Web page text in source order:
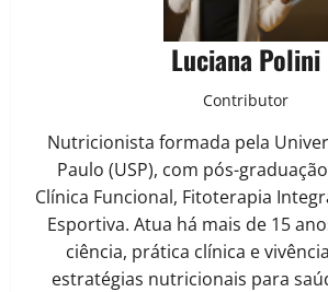
Luciana Polini
Contributor
Nutricionista formada pela
Paulo (USP), com pós-
Clínica Funcional, Fitoterapia
Esportiva. Atua há mais de 15
ciência, prática clínica e
estratégias nutricionais para